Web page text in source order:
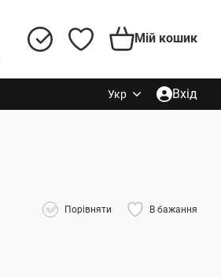
Мій кошик
Укр Вхід
Порівняти В бажання